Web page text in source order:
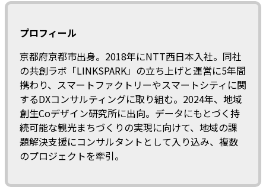
プロフィール
京都府京都市出身。2018年にNTT西日本入社。同社
の共創ラボ「LINKSPARK」の立ち上げと運営に5年間
携わり、スマートファクトリーやスマートシティに関
するDXコンサルティングに取り組む。2024年、地域
創生Coデザイン研究所に出向。データにもとづく持
続可能な観光まちづくりの実現に向けて、地域の課
題解決支援にコンサルタントとして入り込み、複数
のプロジェクトを牽引。